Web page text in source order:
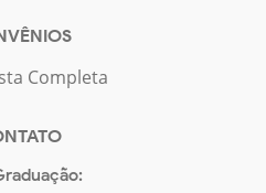
Completa